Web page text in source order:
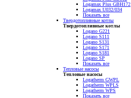
Logamax Plus GBH172
Logamax U032/034
Показать все
Твердотопливные котлы
Твердотопливные котлы
Logano G221
Logano S111
Logano S131
Logano S171
Logano S181
Logano SP
Показать все
Тепловые насосы
Тепловые насосы
Logatherm GWPL
Logatherm WPLS
Logatherm WPS
Показать все